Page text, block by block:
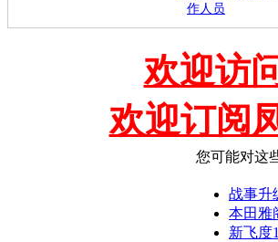
作人员
欢迎访
欢迎订阅
您可能对这
战事升
本田雅
新飞度